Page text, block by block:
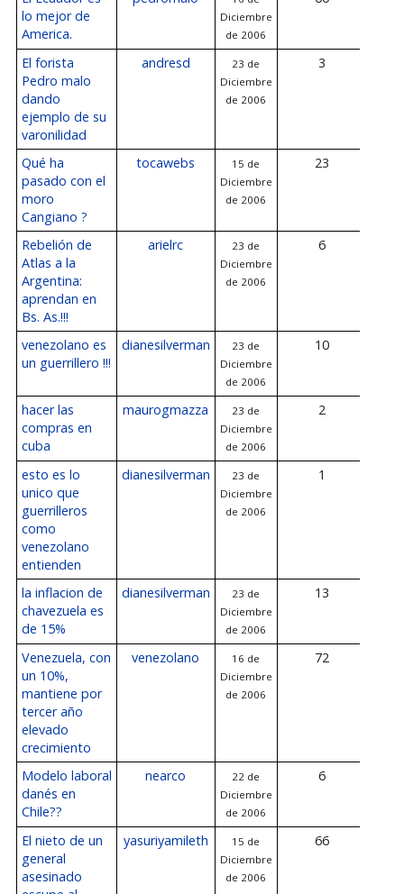
lo mejor de
America.
Diciembre
de 2006
El forista
Pedro malo
dando
ejemplo de su
varonilidad
andresd
23 de
Diciembre
de 2006
3
Qué ha
pasado con el
moro
Cangiano ?
tocawebs
15 de
Diciembre
de 2006
23
Rebelión de
Atlas a la
Argentina:
aprendan en
Bs. As.!!!
arielrc
23 de
Diciembre
de 2006
6
venezolano es
un guerrillero !!!
dianesilverman
23 de
Diciembre
de 2006
10
hacer las
compras en
cuba
maurogmazza
23 de
Diciembre
de 2006
2
esto es lo
unico que
guerrilleros
como
venezolano
entienden
dianesilverman
23 de
Diciembre
de 2006
1
la inflacion de
chavezuela es
de 15%
dianesilverman
23 de
Diciembre
de 2006
13
Venezuela, con
un 10%,
mantiene por
tercer año
elevado
crecimiento
venezolano
16 de
Diciembre
de 2006
72
Modelo laboral
danés en
Chile??
nearco
22 de
Diciembre
de 2006
6
El nieto de un
general
asesinado
yasuriyamileth
15 de
Diciembre
de 2006
66